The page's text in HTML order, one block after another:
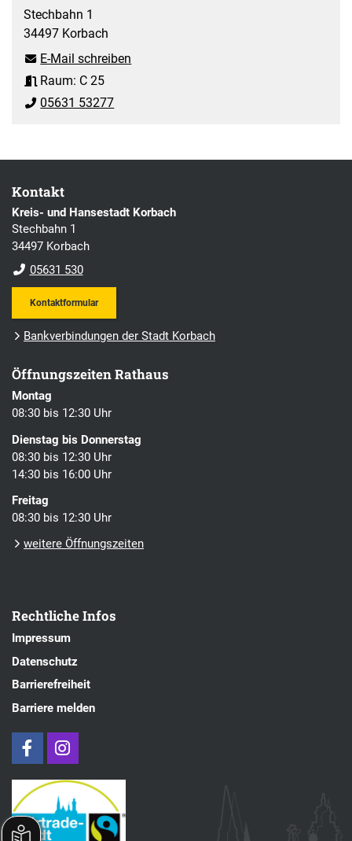
Stechbahn 1
34497 Korbach
E-Mail schreiben
Raum: C 25
05631 53277
Kontakt
Kreis- und Hansestadt Korbach
Stechbahn 1
34497 Korbach
05631 530
Kontaktformular
Bankverbindungen der Stadt Korbach
Öffnungszeiten Rathaus
Montag
08:30 bis 12:30 Uhr
Dienstag bis Donnerstag
08:30 bis 12:30 Uhr
14:30 bis 16:00 Uhr
Freitag
08:30 bis 12:30 Uhr
weitere Öffnungszeiten
Rechtliche Infos
Impressum
Datenschutz
Barrierefreiheit
Barriere melden